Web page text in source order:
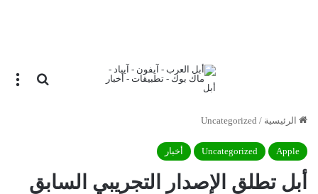
بحث
الرئيسية /
Uncategorized
Apple
Uncategorized أخبار
أبل تطلق الإصدار التجريبي السابق